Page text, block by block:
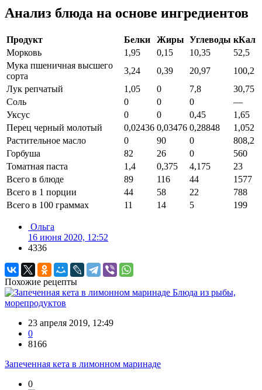
Анализ блюда на основе ингредиентов
Продукт Белки Жиры Углеводы кКал
Морковь
1,95 0,15 10,35
52,5
Мука пшеничная высшего
сорта
3,24 0,39 20,97
100,2
Лук репчатый
1,05 0 7,8
30,75
Соль
0 0 0
—
Уксус
0 0 0,45
1,65
Перец черный молотый
0,02436 0,03476 0,28848
1,052
Растительное масло
0 90 0
808,2
Горбуша
82 26 0
560
Томатная паста
1,4 0,375 4,175
23
Всего в блюде
89 116 44
1577
Всего в 1 порции
44 58 22
788
Всего в 100 граммах
11 14 5 199
Ольга
16 июня 2020, 12:52
4336
Похожие рецепты
Блюда из рыбы,
морепродуктов
23 апреля 2019, 12:49
0
8166
Запеченная кета в лимонном маринаде
0